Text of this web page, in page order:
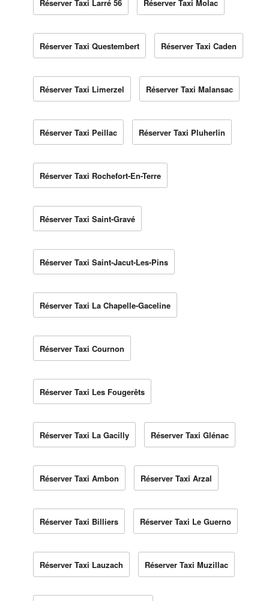
Réserver Taxi Larré 56 Réserver Taxi Molac
Réserver Taxi Questembert Réserver Taxi Caden
Réserver Taxi Limerzel Réserver Taxi Malansac
Réserver Taxi Peillac Réserver Taxi Pluherlin
Réserver Taxi Rochefort-En-Terre
Réserver Taxi Saint-Gravé
Réserver Taxi Saint-Jacut-Les-Pins
Réserver Taxi La Chapelle-Gaceline
Réserver Taxi Cournon
Réserver Taxi Les Fougerêts
Réserver Taxi La Gacilly Réserver Taxi Glénac
Réserver Taxi Ambon Réserver Taxi Arzal
Réserver Taxi Billiers Réserver Taxi Le Guerno
Réserver Taxi Lauzach Réserver Taxi Muzillac